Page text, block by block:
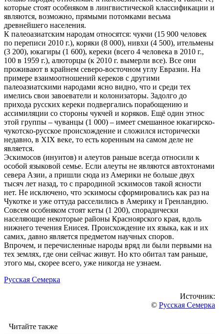
которые стоят особняком в лингвистической классификации и
являются, возможно, прямыми потомками весьма
древнейшего населения.
К палеоазиатским народам относятся: чукчи (15 900 человек
по переписи 2010 г.), коряки (8 000), нивхи (4 500), ительмены
(3 200), юкагиры (1 600), кереки (всего 4 человека в 2010 г.,
100 в 1959 г.), алюторцы (к 2010 г. вымерли все). Все они
проживают в крайнем северо-восточном углу Евразии. На
примере взаимоотношений кереков с другими
палеоазиатскими народами ясно видно, что и среди тех
имелись свои завоеватели и колонизаторы. Задолго до
прихода русских кереки подвергались порабощению и
ассимиляции со стороны чукчей и коряков. Ещё один этнос
этой группы – чуванцы (1 000) – имеет смешанное юкагирско-
чукотско-русское происхождение и сложился исторически
недавно, в XIX веке, то есть коренным на самом деле не
является.
Эскимосов (инуитов) и алеутов раньше всегда относили к
особой языковой семье. Если алеуты не являются автохтонами
севера Азии, а пришли сюда из Америки не больше двух
тысяч лет назад, то с прародиной эскимосов такой ясности
нет. Не исключено, что эскимосы сформировались как раз на
Чукотке и уже оттуда расселились в Америку и Гренландию.
Совсем особняком стоят кеты (1 200), спорадически
населяющие некоторые районы Красноярского края, вдоль
нижнего течения Енисея. Происхождение их языка, как и их
самих, давно является предметом научных споров.
Впрочем, и перечисленные народы вряд ли были первыми на
тех землях, где они сейчас живут. Но кто обитал там раньше,
этого мы, скорее всего, уже никогда не узнаем.
Русская Семерка
Источник:
© Русская Семерка
Читайте также